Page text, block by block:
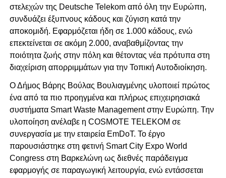
στελεχών της Deutsche Telekom από όλη την Ευρώπη,
συνδυάζει έξυπνους κάδους και ζύγιση κατά την
αποκομιδή. Εφαρμόζεται ήδη σε 1.000 κάδους, ενώ
επεκτείνεται σε ακόμη 2.000, αναβαθμίζοντας την
ποιότητα ζωής στην πόλη και θέτοντας νέα πρότυπα στη
διαχείριση απορριμμάτων για την Τοπική Αυτοδιοίκηση.
Ο Δήμος Βάρης Βούλας Βουλιαγμένης υλοποιεί πρώτος
ένα από τα πιο προηγμένα και πλήρως επιχειρησιακά
συστήματα Smart Waste Management στην Ευρώπη. Την
υλοποίηση ανέλαβε η COSMOTE TELEKOM σε
συνεργασία με την εταιρεία EmDoT. Το έργο
παρουσιάστηκε στη φετινή Smart City Expo World
Congress στη Βαρκελώνη ως διεθνές παράδειγμα
εφαρμογής σε παραγωγική λειτουργία, ενώ εντάσσεται